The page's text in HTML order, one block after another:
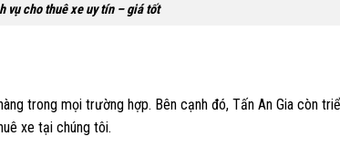
vụ cho thuê xe uy tín – giá tốt
trong mọi trường hợp. Bên cạnh đó, Tấn An Gia còn
xe tại chúng tôi.